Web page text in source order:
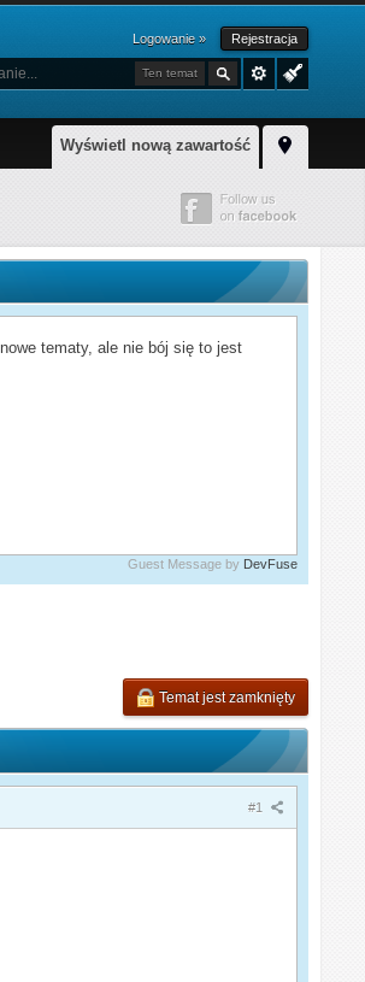
Logowanie » Rejestracja
Ten temat
Wyświetl nową zawartość
tematy, ale nie bój się to jest
Guest Message by DevFuse
Temat jest zamknięty
#1